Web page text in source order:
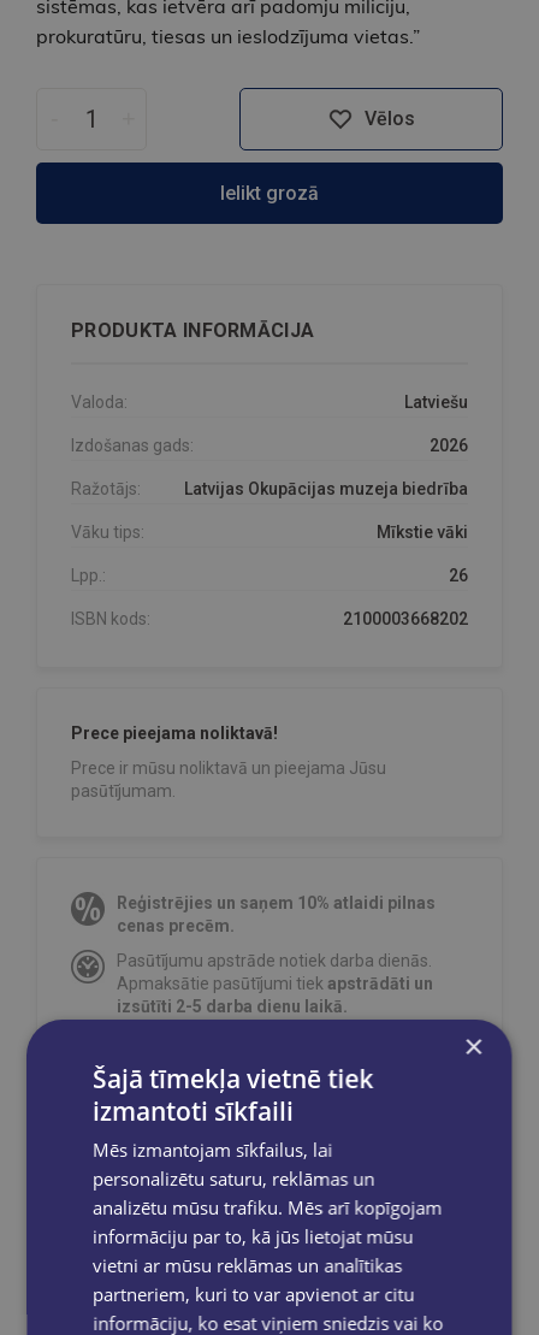
sistēmas, kas ietvēra arī padomju miliciju,
prokuratūru, tiesas un ieslodzījuma vietas.”
Vēlos
Ielikt grozā
PRODUKTA INFORMĀCIJA
Valoda: Latviešu
Izdošanas gads: 2026
Ražotājs: Latvijas Okupācijas muzeja biedrība
Vāku tips: Mīkstie vāki
Lpp.: 26
ISBN kods: 2100003668202
Prece pieejama noliktavā!
Prece ir mūsu noliktavā un pieejama Jūsu
pasūtījumam.
Reģistrējies un saņem 10% atlaidi pilnas
cenas precēm.
Pasūtījumu apstrāde notiek darba dienās.
Apmaksātie pasūtījumi tiek apstrādāti un
izsūtīti 2-5 darba dienu laikā.
Bezmaksas piegāde jebkurā GLOBUSS
grāmatnīcā 1-5 darba dienu laikā, kad
pasūtījums būs gatavs saņemšanai, saņemsi
e-pastu un/ vai SMS.
Dalies sociālajos tīklos:
×
Šajā tīmekļa vietnē tiek
izmantoti sīkfaili
Mēs izmantojam sīkfailus, lai
personalizētu saturu, reklāmas un
analizētu mūsu trafiku. Mēs arī kopīgojam
informāciju par to, kā jūs lietojat mūsu
vietni ar mūsu reklāmas un analītikas
partneriem, kuri to var apvienot ar citu
informāciju, ko esat viņiem sniedzis vai ko